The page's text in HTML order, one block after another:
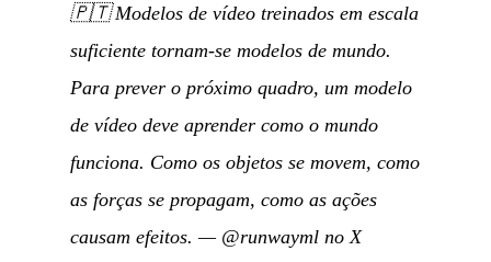
🇵🇹Modelos de vídeo treinados em escala
suficiente tornam-se modelos de mundo.
Para prever o próximo quadro, um modelo
de vídeo deve aprender como o mundo
funciona. Como os objetos se movem, como
as forças se propagam, como as ações
causam efeitos. — @runwayml no X